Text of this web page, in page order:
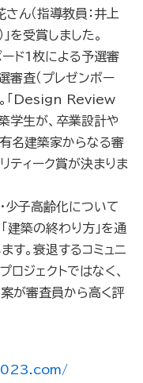
ん（指導教員：井上
」を受賞しました。
ド1枚による予選審
査（プレゼンボー
。「Design Review
学生が、卒業設計や
名建築家からなる審
ティーク賞が決まりま
少子高齢化について
建築の終わり方」を通
す。衰退するコミュニ
ジェクトではなく、
が審査員から高く評